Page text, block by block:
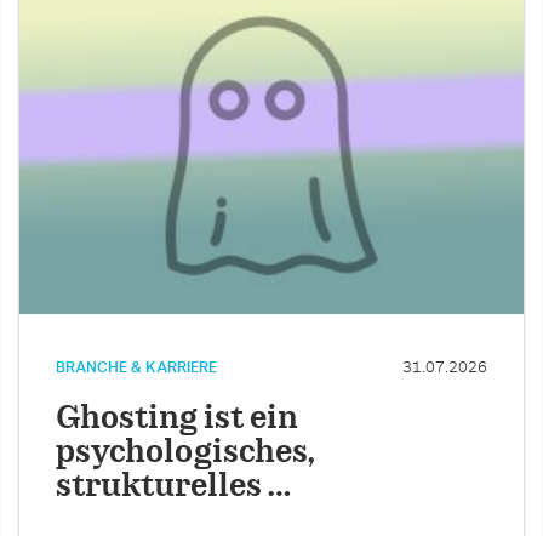
BRANCHE & KARRIERE 31.07.2026
Ghosting ist ein
psychologisches,
strukturelles …